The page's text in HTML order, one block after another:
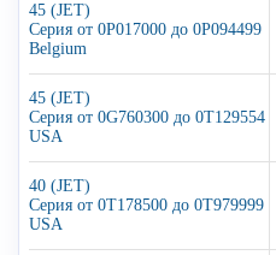
45 (JET)
Серия от 0P017000 до 0P094499
Belgium
45 (JET)
Серия от 0G760300 до 0T129554
USA
40 (JET)
Серия от 0T178500 до 0T979999
USA